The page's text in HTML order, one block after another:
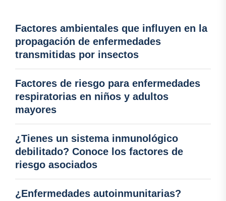
Factores ambientales que influyen en la
propagación de enfermedades
transmitidas por insectos
Factores de riesgo para enfermedades
respiratorias en niños y adultos
mayores
¿Tienes un sistema inmunológico
debilitado? Conoce los factores de
riesgo asociados
¿Enfermedades autoinmunitarias?